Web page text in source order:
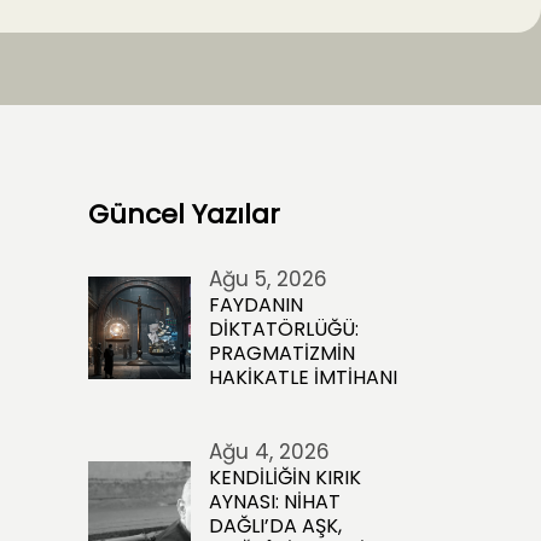
Güncel Yazılar
Ağu 5, 2026
FAYDANIN
DİKTATÖRLÜĞÜ:
PRAGMATİZMİN
HAKİKATLE İMTİHANI
Ağu 4, 2026
KENDİLİĞİN KIRIK
AYNASI: NİHAT
DAĞLI’DA AŞK,